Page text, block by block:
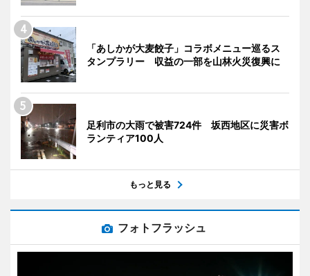
「あしかが大麦餃子」コラボメニュー巡るス
タンプラリー 収益の一部を山林火災復興に
足利市の大雨で被害724件 坂西地区に災害ボ
ランティア100人
もっと見る
フォトフラッシュ